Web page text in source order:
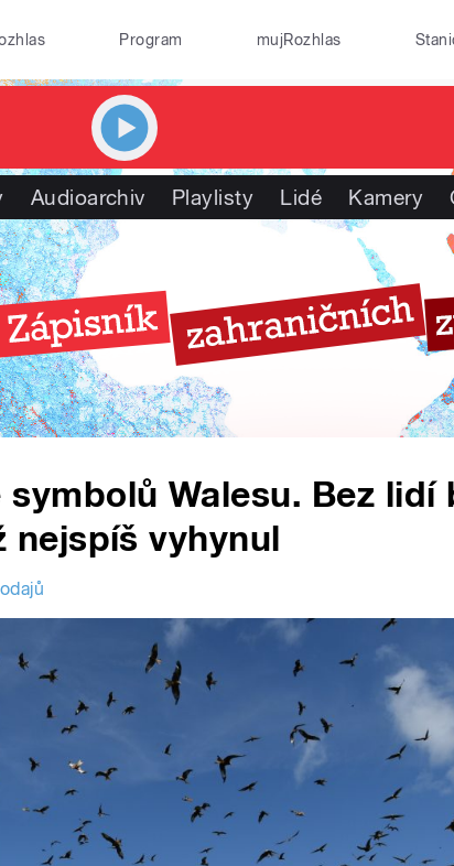
Program mujRozhlas
Audioarchiv Playlisty Lidé Kamery
Walesu. Bez lidí
nejspíš vyhynul